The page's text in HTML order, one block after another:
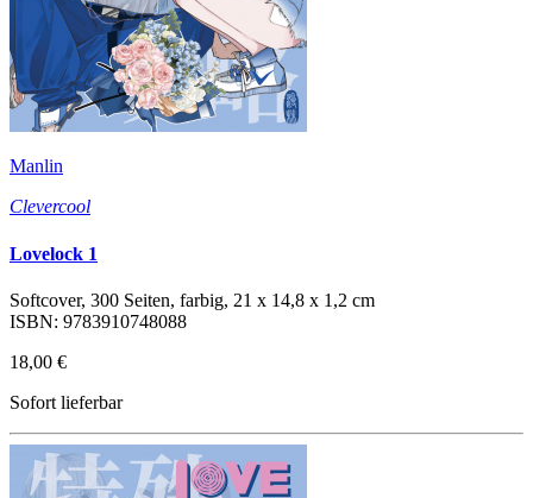
Manlin
Clevercool
Lovelock 1
Softcover, 300 Seiten, farbig, 21 x 14,8 x 1,2 cm
ISBN: 9783910748088
18,00 €
Sofort lieferbar